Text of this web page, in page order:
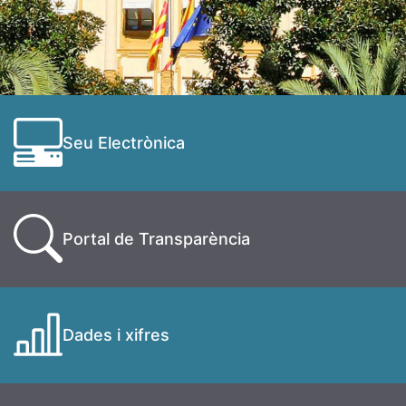
Seu Electrònica
Portal de Transparència
Dades i xifres